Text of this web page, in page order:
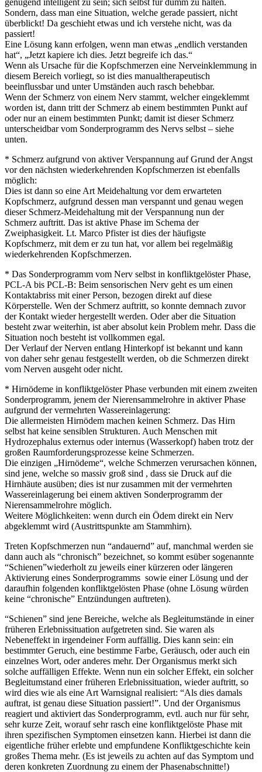
Sondern, dass man eine Situation, welche gerade passiert, nicht
überblickt! Da geschieht etwas und ich verstehe nicht, was da
passiert!
Eine Lösung kann erfolgen, wenn man etwas „endlich verstanden
hat“, „Jetzt kapiere ich dies. Jetzt begreife ich das.“
Wenn als Ursache für die Kopfschmerzen eine Nerveinklemmung in
diesem Bereich vorliegt, so ist dies manualtherapeutisch
beeinflussbar und unter Umständen auch rasch behebbar.
Wenn der Schmerz von einem Nerv stammt, welcher eingeklemmt
worden ist, dann tritt der Schmerz ab einem bestimmten Punkt auf
oder nur an einem bestimmten Punkt; damit ist dieser Schmerz
unterscheidbar vom Sonderprogramm des Nervs selbst – siehe
unten.
* Schmerz aufgrund von aktiver Verspannung auf Grund der Angst
vor den nächsten wiederkehrenden Kopfschmerzen ist ebenfalls
möglich:
Dies ist dann so eine Art Meidehaltung vor dem erwarteten
Kopfschmerz, aufgrund dessen man verspannt und genau wegen
dieser Schmerz-Meidehaltung mit der Verspannung nun der
Schmerz auftritt. Das ist aktive Phase im Schema der
Zweiphasigkeit. Lt. Marco Pfister ist dies der häufigste
Kopfschmerz, mit dem er zu tun hat, vor allem bei regelmäßig
wiederkehrenden Kopfschmerzen.
* Das Sonderprogramm vom Nerv selbst in konfliktgelöster Phase,
PCL-A bis PCL-B: Beim sensorischen Nerv geht es um einen
Kontaktabriss mit einer Person, bezogen direkt auf diese
Körperstelle. Wen der Schmerz auftritt, so konnte demnach zuvor
der Kontakt wieder hergestellt werden. Oder aber die Situation
besteht zwar weiterhin, ist aber absolut kein Problem mehr. Dass die
Situation noch besteht ist vollkommen egal.
Der Verlauf der Nerven entlang Hinterkopf ist bekannt und kann
von daher sehr genau festgestellt werden, ob die Schmerzen direkt
vom Nerven ausgeht oder nicht.
* Hirnödeme in konfliktgelöster Phase verbunden mit einem zweiten
Sonderprogramm, jenem der Nierensammelrohre in aktiver Phase
aufgrund der vermehrten Wassereinlagerung:
Die allermeisten Hirnödem machen keinen Schmerz. Das Hirn
selbst hat keine sensiblen Strukturen. Auch Menschen mit
Hydrozephalus externus oder internus (Wasserkopf) haben trotz der
großen Raumforderungsprozesse keine Schmerzen.
Die einzigen „Hirnödeme“, welche Schmerzen verursachen können,
sind jene, welche so massiv groß sind , dass sie Druck auf die
Hirnhäute ausüben; dies ist nur zusammen mit der vermehrten
Wassereinlagerung bei einem aktiven Sonderprogramm der
Nierensammelrohre möglich.
Weitere Möglichkeiten: wenn durch ein Ödem direkt ein Nerv
abgeklemmt wird (Austrittspunkte am Stammhirn).
Treten Kopfschmerzen nun “andauernd” auf, manchmal werden sie
dann auch als “chronisch” bezeichnet, so kommt esüber sogenannte
“Schienen”wiederholt zu jeweils einer kürzeren oder längeren
Aktivierung eines Sonderprogramms sowie einer Lösung und der
daraufhin folgenden konfliktgelösten Phase (ohne Lösung würden
keine “chronische” Entzündungen auftreten).
“Schienen” sind jene Bereiche, welche als Begleitumstände in einer
früheren Erlebnissituation aufgetreten sind. Sie waren als
Nebeneffekt in irgendeiner Form auffällig. Dies kann sein: ein
bestimmter Geruch, eine bestimme Farbe, Geräusch, oder auch ein
einzelnes Wort, oder anderes mehr. Der Organismus merkt sich
solche auffälligen Effekte. Wenn nun ein solcher Effekt, ein solcher
Begleitumstand einer früheren Erlebnissituation, wieder auftritt, so
wird dies wie als eine Art Warnsignal realisiert: “Als dies damals
auftrat, ist genau diese Situation passiert!”. Und der Organismus
reagiert und aktiviert das Sonderprogramm, evtl. auch nur für sehr,
sehr kurze Zeit, worauf sehr rasch eine konfliktgelöste Phase mit
ihren spezifischen Symptomen einsetzen kann. Hierbei ist dann die
eigentliche früher erlebte und empfundene Konfliktgeschichte kein
großes Thema mehr. (Es ist jeweils zu achten auf das Symptom und
deren konkreten Zuordnung zu einem der Phasenabschnitte!)